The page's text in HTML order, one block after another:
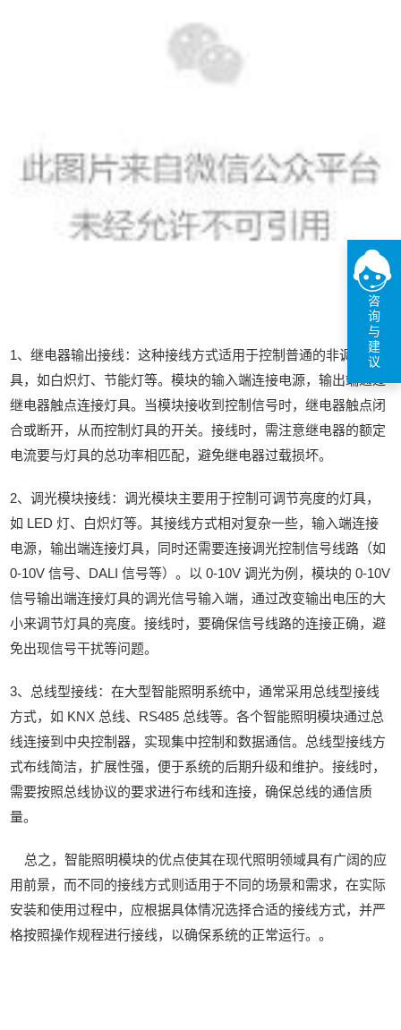
1、继电器输出接线：这种接线方式适用于控制普通的非调光灯
具，如白炽灯、节能灯等。模块的输入端连接电源，输出端通过
继电器触点连接灯具。当模块接收到控制信号时，继电器触点闭
合或断开，从而控制灯具的开关。接线时，需注意继电器的额定
电流要与灯具的总功率相匹配，避免继电器过载损坏。
2、调光模块接线：调光模块主要用于控制可调节亮度的灯具，
如 LED 灯、白炽灯等。其接线方式相对复杂一些，输入端连接
电源，输出端连接灯具，同时还需要连接调光控制信号线路（如
0-10V 信号、DALI 信号等）。以 0-10V 调光为例，模块的 0-10V
信号输出端连接灯具的调光信号输入端，通过改变输出电压的大
小来调节灯具的亮度。接线时，要确保信号线路的连接正确，避
免出现信号干扰等问题。
3、总线型接线：在大型智能照明系统中，通常采用总线型接线
方式，如 KNX 总线、RS485 总线等。各个智能照明模块通过总
线连接到中央控制器，实现集中控制和数据通信。总线型接线方
式布线简洁，扩展性强，便于系统的后期升级和维护。接线时，
需要按照总线协议的要求进行布线和连接，确保总线的通信质
量。
总之，智能照明模块的优点使其在现代照明领域具有广阔的应
用前景，而不同的接线方式则适用于不同的场景和需求，在实际
安装和使用过程中，应根据具体情况选择合适的接线方式，并严
格按照操作规程进行接线，以确保系统的正常运行。。
咨
询
与
建
议